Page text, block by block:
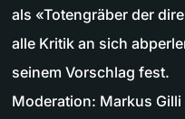
als «Totengräber der
alle Kritik an sich
seinem Vorschlag fest.
Moderation: Markus Gilli